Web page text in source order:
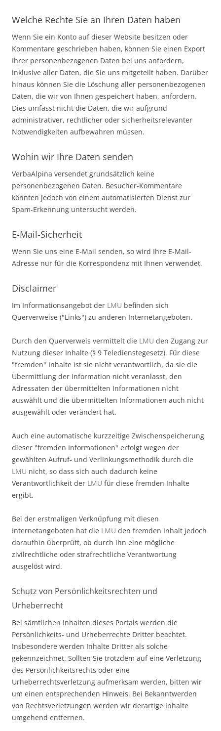
Welche Rechte Sie an Ihren Daten haben
Wenn Sie ein Konto auf dieser Website besitzen oder
Kommentare geschrieben haben, können Sie einen Export
Ihrer personenbezogenen Daten bei uns anfordern,
inklusive aller Daten, die Sie uns mitgeteilt haben. Darüber
hinaus können Sie die Löschung aller personenbezogenen
Daten, die wir von Ihnen gespeichert haben, anfordern.
Dies umfasst nicht die Daten, die wir aufgrund
administrativer, rechtlicher oder sicherheitsrelevanter
Notwendigkeiten aufbewahren müssen.
Wohin wir Ihre Daten senden
VerbaAlpina versendet grundsätzlich keine
personenbezogenen Daten. Besucher-Kommentare
könnten jedoch von einem automatisierten Dienst zur
Spam-Erkennung untersucht werden.
E-Mail-Sicherheit
Wenn Sie uns eine E-Mail senden, so wird Ihre E-Mail-
Adresse nur für die Korrespondenz mit Ihnen verwendet.
Disclaimer
Im Informationsangebot der LMU befinden sich
Querverweise ("Links") zu anderen Internetangeboten.
Durch den Querverweis vermittelt die LMU den Zugang zur
Nutzung dieser Inhalte (§ 9 Teledienstegesetz). Für diese
"fremden" Inhalte ist sie nicht verantwortlich, da sie die
Übermittlung der Information nicht veranlasst, den
Adressaten der übermittelten Informationen nicht
auswählt und die übermittelten Informationen auch nicht
ausgewählt oder verändert hat.
Auch eine automatische kurzzeitige Zwischenspeicherung
dieser "fremden Informationen" erfolgt wegen der
gewählten Aufruf- und Verlinkungsmethodik durch die
LMU nicht, so dass sich auch dadurch keine
Verantwortlichkeit der LMU für diese fremden Inhalte
ergibt.
Bei der erstmaligen Verknüpfung mit diesen
Internetangeboten hat die LMU den fremden Inhalt jedoch
daraufhin überprüft, ob durch ihn eine mögliche
zivilrechtliche oder strafrechtliche Verantwortung
ausgelöst wird.
Schutz von Persönlichkeitsrechten und
Urheberrecht
Bei sämtlichen Inhalten dieses Portals werden die
Persönlichkeits- und Urheberrechte Dritter beachtet.
Insbesondere werden Inhalte Dritter als solche
gekennzeichnet. Sollten Sie trotzdem auf eine Verletzung
des Persönlichkeitsrechts oder eine
Urheberrechtsverletzung aufmerksam werden, bitten wir
um einen entsprechenden Hinweis. Bei Bekanntwerden
von Rechtsverletzungen werden wir derartige Inhalte
umgehend entfernen.